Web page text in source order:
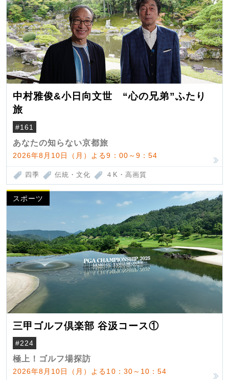
中村雅俊&小日向文世 “心の兄弟”ふたり
旅
#161
あなたの知らない京都旅
2026年8月10日（月）よる9：00～9：54
四季 伝統・文化 ４K・高画質
スポーツ
三甲ゴルフ倶楽部 谷汲コース①
#224
極上！ゴルフ場探訪
2026年8月10日（月）よる10：30～10：54